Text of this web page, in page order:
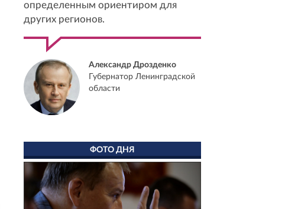
определенным ориентиром для
других регионов.
Александр Дрозденко
Губернатор Ленинградской
области
ФОТО ДНЯ